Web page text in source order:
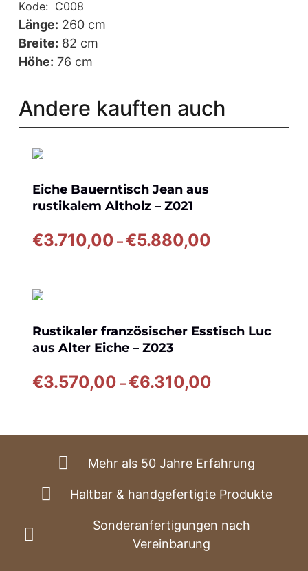
Kode: C008
Länge: 260 cm
Breite: 82 cm
Höhe: 76 cm
Andere kauften auch
Eiche Bauerntisch Jean aus
rustikalem Altholz – Z021
€3.710,00 –€5.880,00
Rustikaler französischer Esstisch Luc
aus Alter Eiche – Z023
€3.570,00 –€6.310,00
€6.310,00
Mehr als 50 Jahre Erfahrung
Haltbar & handgefertigte Produkte
Sonderanfertigungen nach
Vereinbarung